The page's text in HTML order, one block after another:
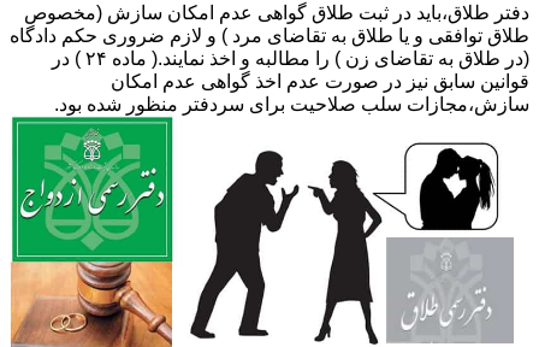
دفتر طلاق،باید در ثبت طلاق گواهی عدم امکان سازش (مخصوص
طلاق توافقی و یا طلاق به تقاضای مرد ) و لازم ضروری حکم دادگاه
(در طلاق به تقاضای زن ) را مطالبه و اخذ نمایند.( ماده ۲۴ ) در
قوانین سابق نیز در صورت عدم اخذ گواهی عدم امکان
سازش،مجازات سلب صلاحیت برای سردفتر منظور شده بود.